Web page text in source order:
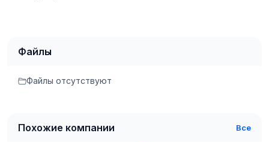
Файлы
Файлы отсутствуют
Похожие компании Все